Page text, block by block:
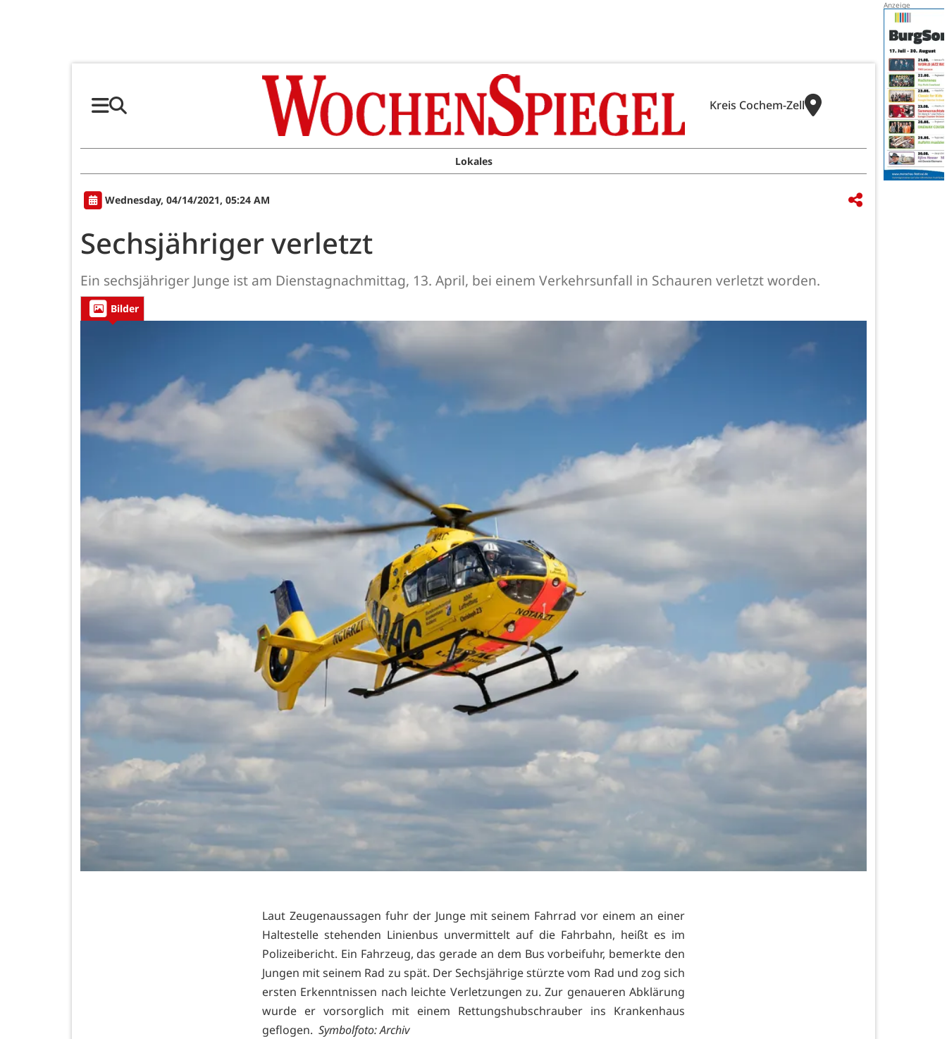
Kreis Cochem-Zell
Lokales
Wednesday, 04/14/2021, 05:24 AM
Sechsjähriger verletzt
Ein sechsjähriger Junge ist am Dienstagnachmittag, 13. April, bei einem Verkehrsunfall in Schauren verletzt worden.
Bilder
Laut Zeugenaussagen fuhr der Junge mit seinem Fahrrad vor einem an einer
Haltestelle stehenden Linienbus unvermittelt auf die Fahrbahn, heißt es im
Polizeibericht. Ein Fahrzeug, das gerade an dem Bus vorbeifuhr, bemerkte den
Jungen mit seinem Rad zu spät. Der Sechsjährige stürzte vom Rad und zog sich
ersten Erkenntnissen nach leichte Verletzungen zu. Zur genaueren Abklärung
wurde er vorsorglich mit einem Rettungshubschrauber ins Krankenhaus
geflogen. Symbolfoto: Archiv